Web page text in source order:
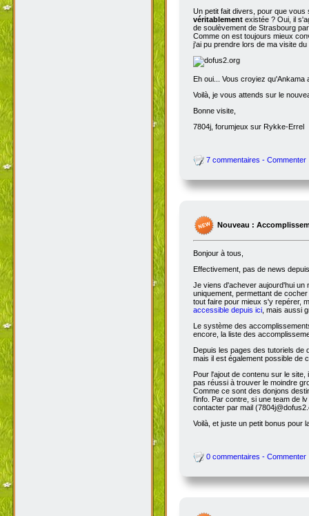
Un petit fait divers, pour que vous
véritablement existée ? Oui, il
de soulèvement de Strasbourg
Comme on est toujours mieux
j'ai pu prendre lors de ma visite
Eh oui... Vous croyiez
Voilà, je vous attends sur le
Bonne visite,
7804j, forumjeux sur Rykke-Errel
7 commentaires - Commenter
Nouveau :
Bonjour à tous,
Effectivement, pas de news
Je viens d'achever aujourd'hui
uniquement, permettant de
tout faire pour mieux s'y repérer,
accessible depuis ici, mais aussi
Le système des
encore, la liste des
Depuis les pages des tutoriels de
mais il est également possible de
Pour l'ajout de contenu sur le
pas réussi à trouver le moindre
Comme ce sont des donjons
l'info. Par contre, si une team de
contacter par mail
Voilà, et juste un petit bonus pour
0 commentaires - Commenter